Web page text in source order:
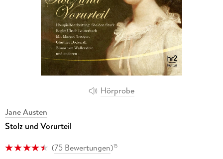
Hörprobe
Jane Austen
Stolz und Vorurteil
(75 Bewertungen)15